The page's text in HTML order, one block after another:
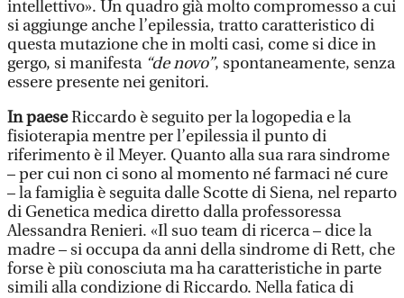
intellettivo». Un quadro già molto compromesso a cui
si aggiunge anche l’epilessia, tratto caratteristico di
questa mutazione che in molti casi, come si dice in
gergo, si manifesta “de novo”, spontaneamente, senza
essere presente nei genitori.
In paeseRiccardo è seguito per la logopedia e la
fisioterapia mentre per l’epilessia il punto di
riferimento è il Meyer. Quanto alla sua rara sindrome
– per cui non ci sono al momento né farmaci né cure
– la famiglia è seguita dalle Scotte di Siena, nel reparto
di Genetica medica diretto dalla professoressa
Alessandra Renieri. «Il suo team di ricerca – dice la
madre – si occupa da anni della sindrome di Rett, che
forse è più conosciuta ma ha caratteristiche in parte
simili alla condizione di Riccardo. Nella fatica di